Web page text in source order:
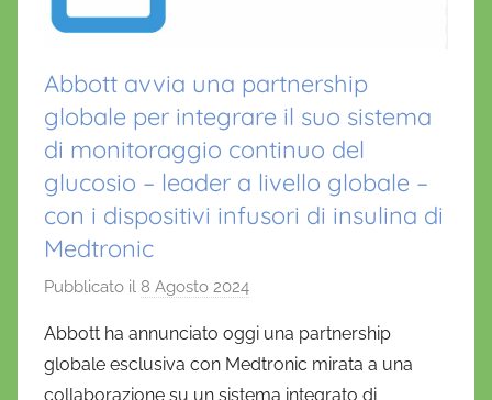
Abbott avvia una partnership
globale per integrare il suo sistema
di monitoraggio continuo del
glucosio – leader a livello globale –
con i dispositivi infusori di insulina di
Medtronic
Pubblicato il 8 Agosto 2024
D
a
Abbott ha annunciato oggi una partnership
globale esclusiva con Medtronic mirata a una
collaborazione su un sistema integrato di